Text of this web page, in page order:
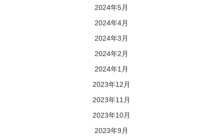
2024年5月
2024年4月
2024年3月
2024年2月
2024年1月
2023年12月
2023年11月
2023年10月
2023年9月